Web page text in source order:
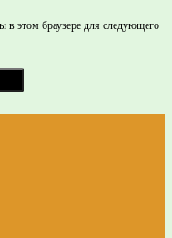
в этом браузере для следующего